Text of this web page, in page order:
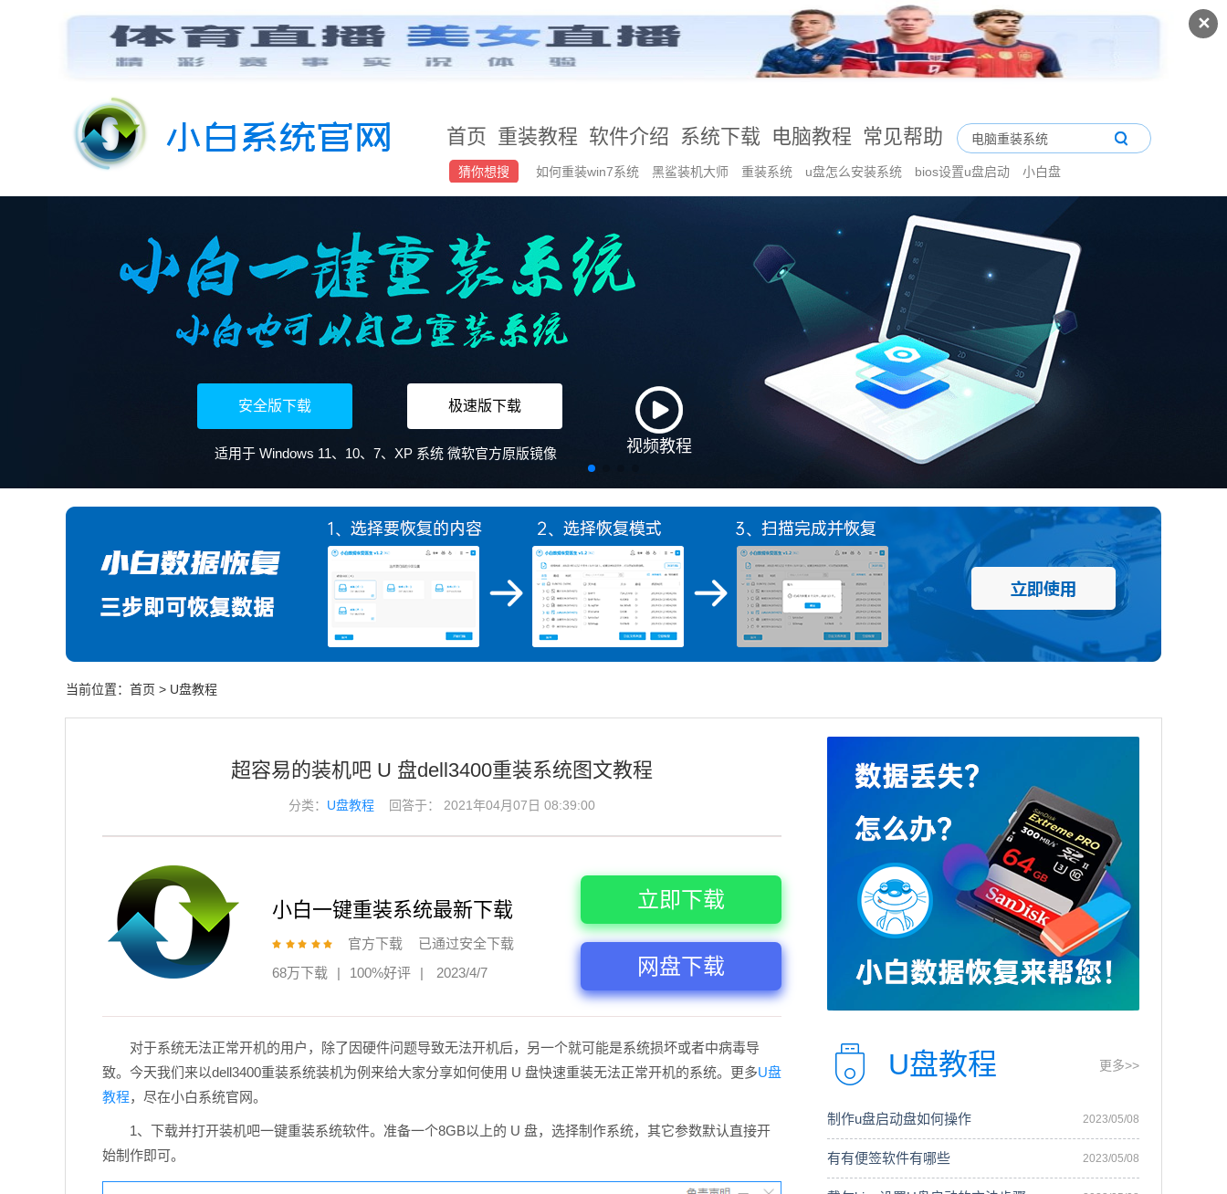
✕
首页 重装教程 软件介绍 系统下载 电脑教程 常见帮助
猜你想搜 如何重装win7系统 黑鲨装机大师 重装系统 u盘怎么安装系统 bios设置u盘启动 小白盘
安全版下载 极速版下载
适用于 Windows 11、10、7、XP 系统 微软官方原版镜像 视频教程
当前位置： 首页 > U盘教程
超容易的装机吧 U 盘dell3400重装系统图文教程
分类： U盘教程 回答于： 2021年04月07日 08:39:00
小白一键重装系统最新下载
官方下载
已通过安全下载
68万下载
| 100%好评 | 2023/4/7
立即下载
网盘下载
对于系统无法正常开机的用户，除了因硬件问题导致无法开机后，另一个就可能是系统损坏或者中病毒导
致。今天我们来以dell3400重装系统装机为例来给大家分享如何使用 U 盘快速重装无法正常开机的系统。更多U盘
教程，尽在小白系统官网。
1、下载并打开装机吧一键重装系统软件。准备一个8GB以上的 U 盘，选择制作系统，其它参数默认直接开
始制作即可。
U盘教程 更多>>
制作u盘启动盘如何操作 2023/05/08
有有便签软件有哪些 2023/05/08